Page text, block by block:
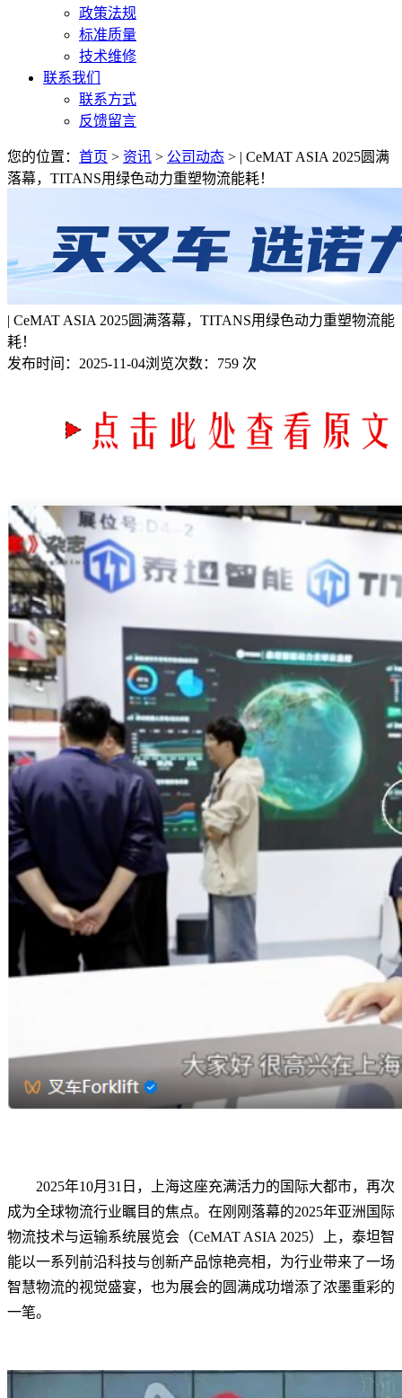
政策法规
标准质量
技术维修
联系我们
联系方式
反馈留言
您的位置： 首页 > 资讯 > 公司动态 > | CeMAT ASIA 2025圆满
落幕，TITANS用绿色动力重塑物流能耗！
| CeMAT ASIA 2025圆满落幕，TITANS用绿色动力重塑物流能
耗！
发布时间： 2025-11-04浏览次数： 759 次
2025年10月31日，上海这座充满活力的国际大都市，再次
成为全球物流行业瞩目的焦点。在刚刚落幕的2025年亚洲国际
物流技术与运输系统展览会（CeMAT ASIA 2025）上，泰坦智
能以一系列前沿科技与创新产品惊艳亮相，为行业带来了一场
智慧物流的视觉盛宴，也为展会的圆满成功增添了浓墨重彩的
一笔。